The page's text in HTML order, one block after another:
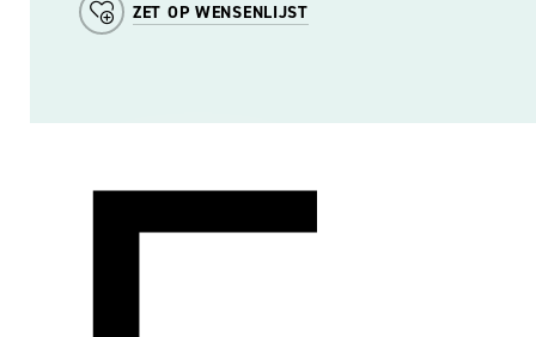
ZET OP WENSENLIJST